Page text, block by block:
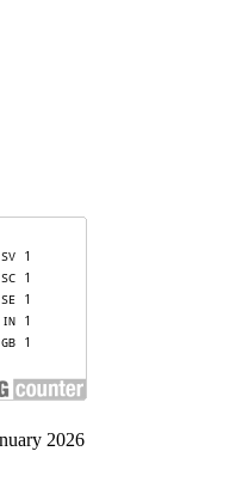
2026